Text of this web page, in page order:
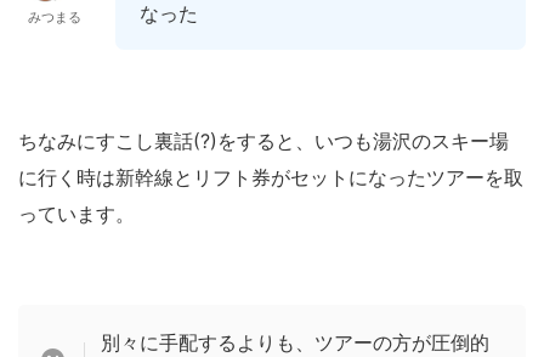
みつまる
なった
ちなみにすこし裏話(?)をすると、いつも湯沢のスキー場
に行く時は新幹線とリフト券がセットになったツアーを取
っています。
別々に手配するよりも、ツアーの方が圧倒的